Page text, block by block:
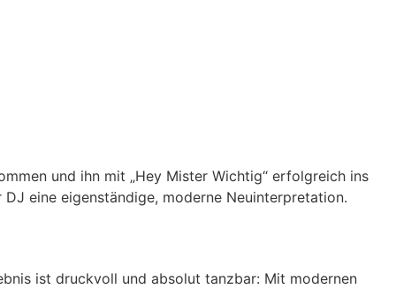
und ihn mit „Hey Mister Wichtig“ erfolgreich ins
eine eigenständige, moderne Neuinterpretation.
ist druckvoll und absolut tanzbar: Mit modernen